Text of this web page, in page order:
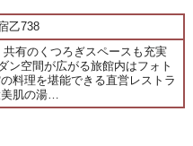
乙738
有のくつろぎスペースも充実
空間が広がる旅館内はフォト
料理を堪能できる直営レストラ
肌の湯…